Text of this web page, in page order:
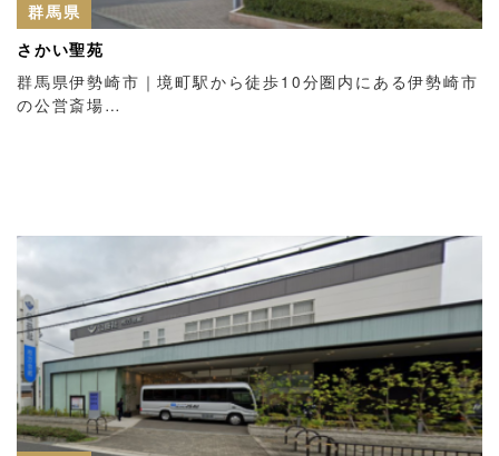
群馬県
さかい聖苑
群馬県伊勢崎市｜境町駅から徒歩10分圏内にある伊勢崎市
の公営斎場…